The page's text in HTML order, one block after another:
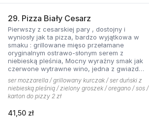
29. Pizza Biały Cesarz
Pierwszy z cesarskiej pary , dostojny i
wyniosły jak ta pizza, bardzo wyjątkowa w
smaku : grillowane mięso przełamane
oryginalnym ostrawo-słonym serem z
niebieską pleśnia, Mocny wyraźny smak jak
czerwone wytrawne wino, jedna z gwiazd
kolekcji pizzerii Hyyper.
ser mozzarella / grillowany kurczak / ser duński z
niebieską pleśnią / zielony groszek / oregano / sos /
karton do pizzy 2 zł
41,50 zł